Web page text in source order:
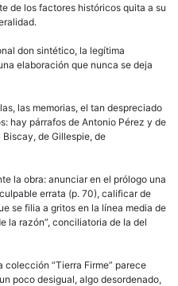
de los factores históricos quita a su
don sintético, la legítima
elaboración que nunca se deja
las memorias, el tan despreciado
hay párrafos de Antonio Pérez y de
de Gillespie, de
la obra: anunciar en el prólogo una
errata (p. 70), calificar de
se filia a gritos en la línea media de
la razón”, conciliatoria de la del
colección “Tierra Firme” parece
poco desigual, algo desordenado,